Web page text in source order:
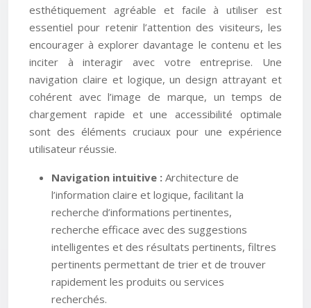
esthétiquement agréable et facile à utiliser est
essentiel pour retenir l’attention des visiteurs, les
encourager à explorer davantage le contenu et les
inciter à interagir avec votre entreprise. Une
navigation claire et logique, un design attrayant et
cohérent avec l’image de marque, un temps de
chargement rapide et une accessibilité optimale
sont des éléments cruciaux pour une expérience
utilisateur réussie.
Navigation intuitive : Architecture de
l’information claire et logique, facilitant la
recherche d’informations pertinentes,
recherche efficace avec des suggestions
intelligentes et des résultats pertinents, filtres
pertinents permettant de trier et de trouver
rapidement les produits ou services
recherchés.